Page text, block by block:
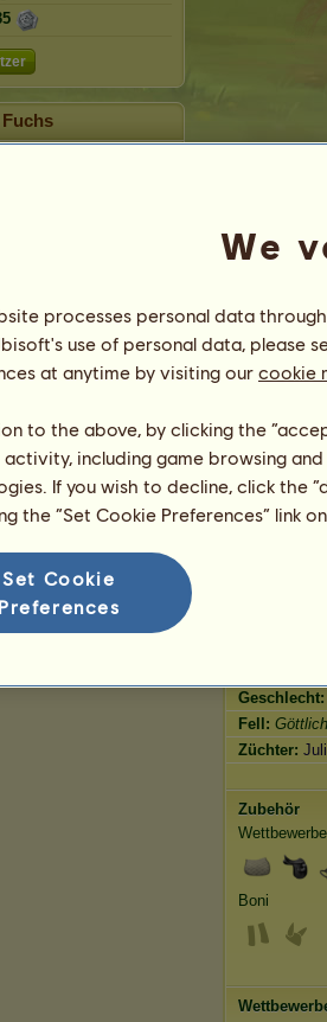
Fuchs
Tempo
Dressur
Galopp
Trab
Geschlecht:
Fell: Göttlich
Züchter:
Zubehör
Wettbewerbe
Boni
We
processes personal data
use of personal data, please
at anytime by visiting our cookie
to the above, by clicking the
including game browsing
If you wish to decline, click the
the “Set Cookie Preferences” link
Set Cookie
Preferences